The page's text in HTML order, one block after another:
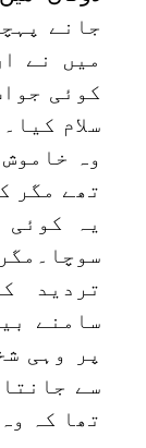
جانے
میں نے
کوئی
سلام
وہ
تھے مگر
یہ کوئی
تردید
سامنے
پر وہی
سے
تھا کہ